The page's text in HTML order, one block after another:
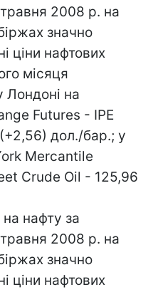
2008 р. на
значно
ціни нафтових
місяця
Лондоні на
Futures - IPE
дол./бар.; у
Mercantile
Crude Oil - 125,96
на нафту за
2008 р. на
значно
ціни нафтових